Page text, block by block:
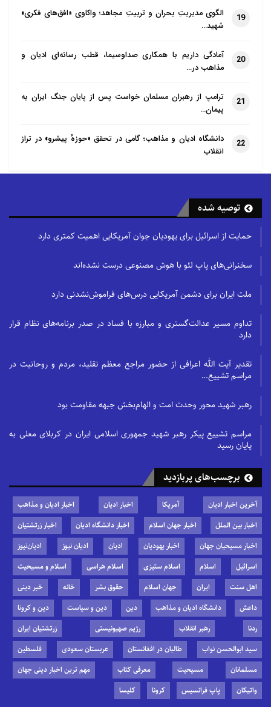
19
الگوی مدیریتِ بحران و تربیتِ مجاهد؛ واکاوی «افق‌های فکری»
شهید…
20
آمادگی داریم با همکاری صداوسیما، قطب رسانه‌ای ادیان و
مذاهب در…
21
ترامپ از رهبران مسلمان خواست پس از پایان جنگ ایران به
پیمان…
22
دانشگاه ادیان و مذاهب؛ گامی در تحقق «حوزهٔ پیشرو» در تراز
انقلاب
توصیه شده
حمایت از اسرائیل برای یهودیان جوان آمریکایی اهمیت کمتری دارد
سخنرانی‌های پاپ لئو با هوش مصنوعی درست نشده‌اند
ملت ایران برای دشمن آمریکایی درس‌های فراموش‌نشدنی دارد
تداوم مسیر عدالت‌گستری و مبارزه با فساد در صدر برنامه‌های نظام قرار
دارد
تقدیر آیت الله اعرافی از حضور مراجع معظم تقلید، مردم و روحانیت در
مراسم تشییع…
رهبر شهید محور وحدت امت و الهام‌بخش جبهه مقاومت بود
مراسم تشییع پیکر رهبر شهید جمهوری اسلامی ایران در کربلای معلی به
پایان رسید
برچسب‌های پربازدید
آخرین اخبار ادیان آمریکا اخبار ادیان
اخبار ادیان و مذاهب
اخبار بین الملل
اخبار جهان اسلام اخبار دانشگاه ادیان
اخبار زرتشتیان
اخبار مسیحیان جهان
اخبار یهودیان ادیان ادیان نیوز
ادیان‌نیوز
اسرائیل
اسلام اسلام ستیزی اسلام هراسی
اسلام و مسیحیت
اهل سنت
ایران جهان اسلام حقوق بشر خانه
خبر دینی
داعش
دانشگاه ادیان و مذاهب دین دین و سیاست
دین و کرونا
ردنا
رهبر انقلاب رژیم صهیونیستی
زرتشتیان ایران
سید ابوالحسن نواب
طالبان در افغانستان عربستان سعودی
فلسطین
مسلمانان
مسیحیت معرفی کتاب
مهم ترین اخبار دینی جهان
واتیکان
پاپ فرانسیس کرونا کلیسا